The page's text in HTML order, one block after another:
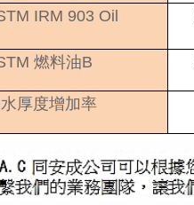
IRM 903 Oil
燃料油B
厚度增加率